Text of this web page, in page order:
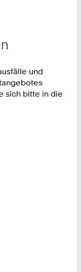
und
sich bitte in die